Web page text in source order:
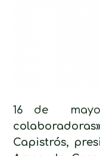
16 de mayo
Capistrós,